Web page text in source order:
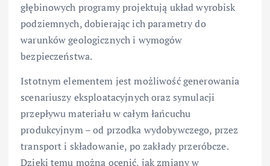
głębinowych programy projektują układ wyrobisk
podziemnych, dobierając ich parametry do
warunków geologicznych i wymogów
bezpieczeństwa.
Istotnym elementem jest możliwość generowania
scenariuszy eksploatacyjnych oraz symulacji
przepływu materiału w całym łańcuchu
produkcyjnym – od przodka wydobywczego, przez
transport i składowanie, po zakłady przeróbcze.
Dzięki temu można ocenić, jak zmiany w